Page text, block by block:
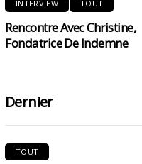
INTERVIEW TOUT
Rencontre Avec Christine,
Fondatrice De Indemne
Dernier
TOUT